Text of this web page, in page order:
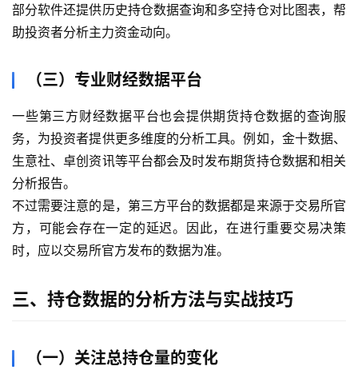
首
页
期
货
外
盘
期
货
指
部分软件还提供历史持仓数据查询和多空持仓对比图表，帮
助投资者分析主力资金动向。
（三）专业财经数据平台
一些第三方财经数据平台也会提供期货持仓数据的查询服
务，为投资者提供更多维度的分析工具。例如，金十数据、
生意社、卓创资讯等平台都会及时发布期货持仓数据和相关
分析报告。
不过需要注意的是，第三方平台的数据都是来源于交易所官
方，可能会存在一定的延迟。因此，在进行重要交易决策
时，应以交易所官方发布的数据为准。
三、持仓数据的分析方法与实战技巧
（一）关注总持仓量的变化